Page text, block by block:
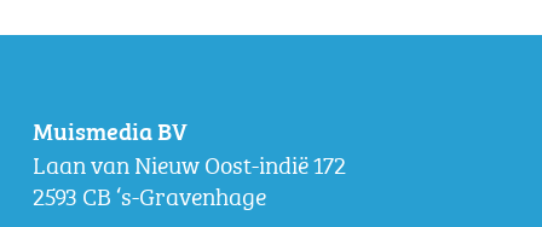
Muismedia BV
Laan van Nieuw Oost-indië 172
2593 CB ‘s-Gravenhage